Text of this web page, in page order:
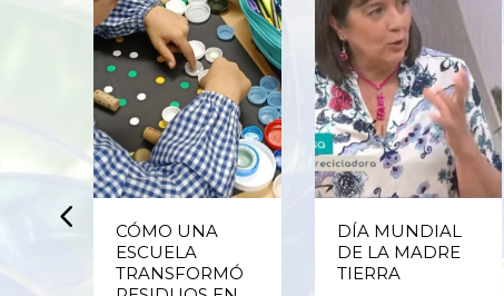
CÓMO UNA
ESCUELA
TRANSFORMÓ
DÍA MUNDIAL
DE LA MADRE
TIERRA